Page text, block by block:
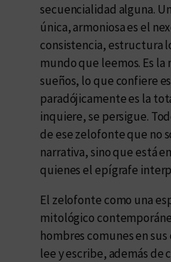
secuencialidad alguna.
única, armoniosa es el
consistencia, estructura
mundo que leemos. Es la
sueños, lo que confiere
paradójicamente es la
inquiere, se persigue.
de ese zelofonte que no
narrativa, sino que está
quienes el epígrafe
El zelofonte como una
mitológico
hombres comunes en
lee y escribe, además de